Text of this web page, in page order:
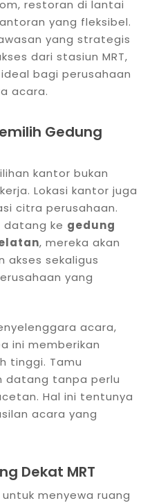
restoran di lantai
yang fleksibel.
yang strategis
dari stasiun MRT,
bagi perusahaan
acara.
Gedung
kantor bukan
Lokasi kantor juga
citra perusahaan.
datang ke gedung
, mereka akan
akses sekaligus
yang
acara,
ini memberikan
tinggi. Tamu
datang tanpa perlu
Hal ini tentunya
acara yang
Dekat MRT
menyewa ruang